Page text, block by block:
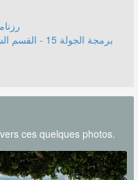
برمجة
ces quelques photos.